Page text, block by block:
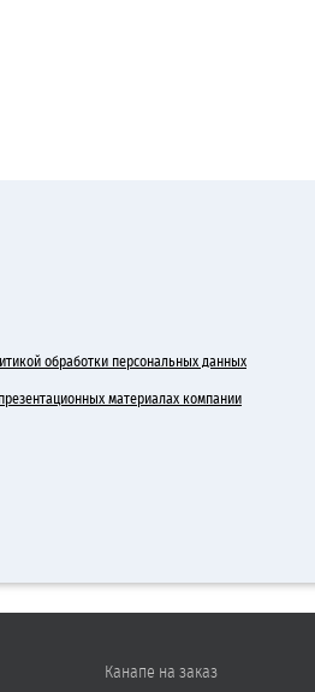
обработки персональных данных
материалах компании
Канапе на заказ